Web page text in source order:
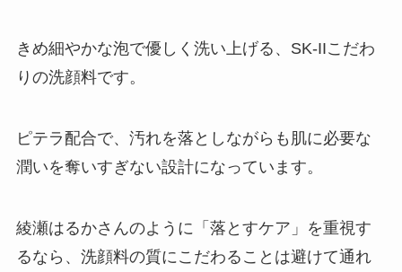
きめ細やかな泡で優しく洗い上げる、SK-IIこだわ
りの洗顔料です。
ピテラ配合で、汚れを落としながらも肌に必要な
潤いを奪いすぎない設計になっています。
綾瀬はるかさんのように「落とすケア」を重視す
るなら、洗顔料の質にこだわることは避けて通れ